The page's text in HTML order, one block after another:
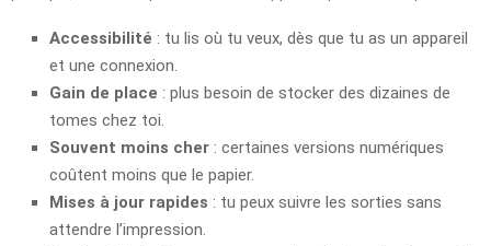
Accessibilité : tu lis où tu veux, dès que tu as un appareil
et une connexion.
Gain de place : plus besoin de stocker des dizaines de
tomes chez toi.
Souvent moins cher : certaines versions numériques
coûtent moins que le papier.
Mises à jour rapides : tu peux suivre les sorties sans
attendre l’impression.